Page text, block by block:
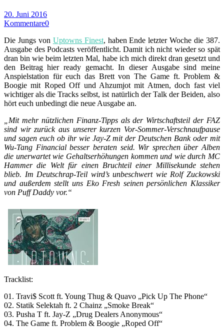
20. Juni 2016
Kommentare0
Die Jungs von Uptowns Finest, haben Ende letzter Woche die 387.
Ausgabe des Podcasts veröffentlicht. Damit ich nicht wieder so spät
dran bin wie beim letzten Mal, habe ich mich direkt dran gesetzt und
den Beitrag hier ready gemacht. In dieser Ausgabe sind meine
Anspielstation für euch das Brett von The Game ft. Problem &
Boogie mit Roped Off und Ahzumjot mit Atmen, doch fast viel
wichtiger als die Tracks selbst, ist natürlich der Talk der Beiden, also
hört euch unbedingt die neue Ausgabe an.
„Mit mehr nützlichen Finanz-Tipps als der Wirtschaftsteil der FAZ
sind wir zurück aus unserer kurzen Vor-Sommer-Verschnaufpause
und sagen euch ob ihr wie Jay-Z mit der Deutschen Bank oder mit
Wu-Tang Financial besser beraten seid. Wir sprechen über Alben
die unerwartet wie Gehaltserhöhungen kommen und wie durch MC
Hammer die Welt für einen Bruchteil einer Millisekunde stehen
blieb. Im Deutschrap-Teil wird’s unbeschwert wie Rolf Zuckowski
und außerdem stellt uns Eko Fresh seinen persönlichen Klassiker
von Puff Daddy vor.“
Tracklist:
01. Travi$ Scott ft. Young Thug & Quavo „Pick Up The Phone“
02. Statik Selektah ft. 2 Chainz „Smoke Break“
03. Pusha T ft. Jay-Z „Drug Dealers Anonymous“
04. The Game ft. Problem & Boogie „Roped Off“